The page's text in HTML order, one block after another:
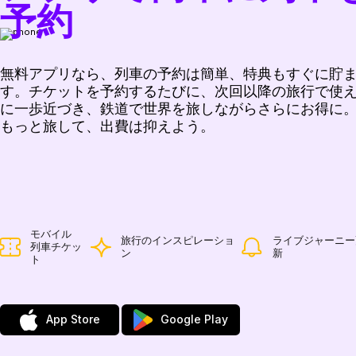
予約
無料アプリなら、列車の予約は簡単、特典もすぐに貯
す。チケットを予約するたびに、次回以降の旅行で使
に一歩近づき、鉄道で世界を旅しながらさらにお得に。
もっと旅して、出費は抑えよう。
モバイル
列車チケッ
ト
旅行のインスピレーショ
ン
ライブジャーニ
新
App Store Google Play